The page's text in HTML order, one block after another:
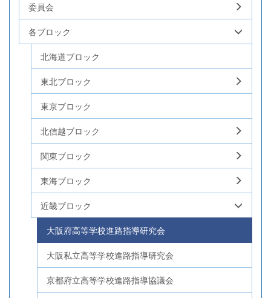
委員会
各ブロック
北海道ブロック
東北ブロック
東京ブロック
北信越ブロック
関東ブロック
東海ブロック
近畿ブロック
大阪府高等学校進路指導研究会
大阪私立高等学校進路指導研究会
京都府立高等学校進路指導協議会